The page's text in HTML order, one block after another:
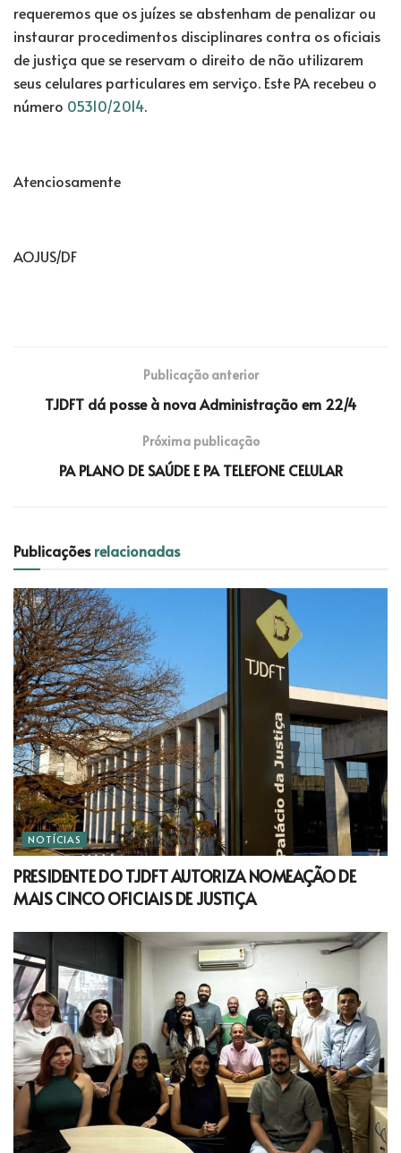
requeremos que os juízes se abstenham de penalizar ou
instaurar procedimentos disciplinares contra os oficiais
de justiça que se reservam o direito de não utilizarem
seus celulares particulares em serviço. Este PA recebeu o
número 05310/2014.
Atenciosamente
AOJUS/DF
Publicação anterior
TJDFT dá posse à nova Administração em 22/4
Próxima publicação
PA PLANO DE SAÚDE E PA TELEFONE CELULAR
Publicaçõesrelacionadas
NOTÍCIAS
PRESIDENTE DO TJDFT AUTORIZA NOMEAÇÃO DE
MAIS CINCO OFICIAIS DE JUSTIÇA